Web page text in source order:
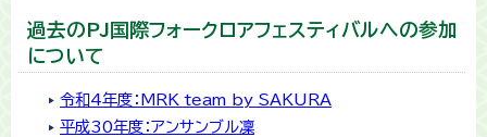
過去のPJ国際フォークロアフェスティバルへの参加
について​
令和4年度：MRK team by SAKURA
平成30年度：アンサンブル凜